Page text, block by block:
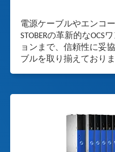
電源ケーブルやエンコ
STOBERの革新的なOCS
ョンまで、信頼性に妥
ブルを取り揃えておりま